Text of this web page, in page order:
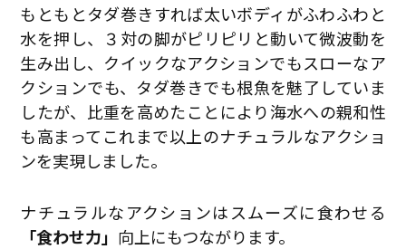
もともとタダ巻きすれば太いボディがふわふわと
水を押し、３対の脚がピリピリと動いて微波動を
生み出し、クイックなアクションでもスローなア
クションでも、タダ巻きでも根魚を魅了していま
したが、比重を高めたことにより海水への親和性
も高まってこれまで以上のナチュラルなアクショ
ンを実現しました。
ナチュラルなアクションはスムーズに食わせる
「食わせ力」 向上にもつながります。